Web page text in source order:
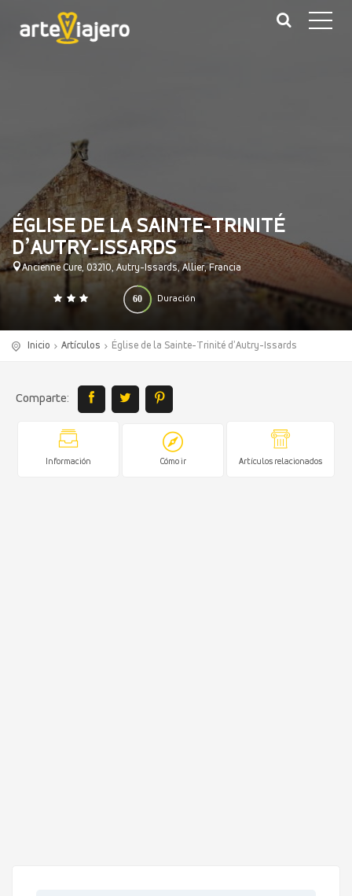
ÉGLISE DE LA SAINTE-TRINITÉ
D’AUTRY-ISSARDS
Ancienne Cure, 03210, Autry-Issards, Allier, Francia
Duración
60
0 140
Inicio Artículos Église de la Sainte-Trinité d’Autry-Issards
Comparte:
Información Cómo ir Artículos relacionados